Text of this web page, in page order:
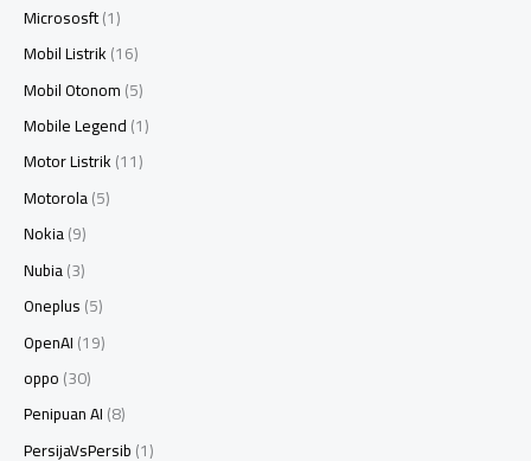
Micrososft(1)
Mobil Listrik(16)
Mobil Otonom(5)
Mobile Legend(1)
Motor Listrik(11)
Motorola(5)
Nokia(9)
Nubia(3)
Oneplus(5)
OpenAI(19)
oppo(30)
Penipuan AI(8)
PersijaVsPersib(1)